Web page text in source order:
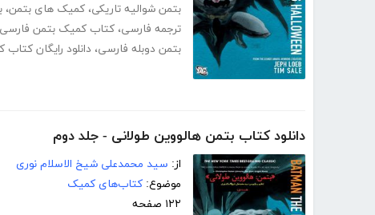
بتمن شوالیه تاریکی، کمیک های بتمن،
ترجمه فارسی، کتاب کمیک بتمن فارسی
بتمن دوبله فارسی، دانلود رایگان
دانلود کتاب بتمن هالووین طولانی - جلد دوم
از: سید محمدعلی شیخ الاسلام نوری
موضوع: کتاب‌های کمیک
۱۲۲ صفحه